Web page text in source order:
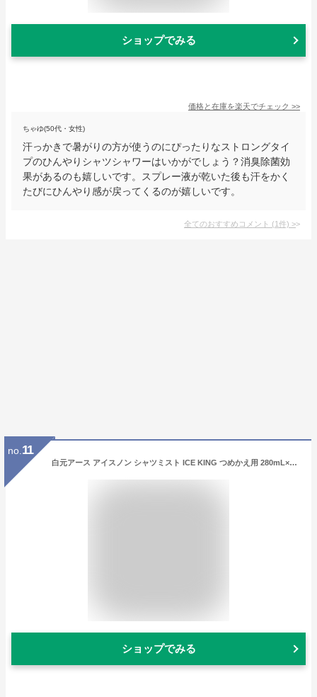
ショップでみる
価格と在庫を楽天でチェック >>
ちゃゆ(50代・女性)
汗っかきで暑がりの方が使うのにぴったりなストロングタイ
プのひんやりシャツシャワーはいかがでしょう？消臭除菌効
果があるのも嬉しいです。スプレー液が乾いた後も汗をかく
たびにひんやり感が戻ってくるのが嬉しいです。
全てのおすすめコメント (1件) >
no. 11
白元アース アイスノン シャツミスト ICE KING つめかえ用 280mL×2【2個セット】【ネコポス】 冷却スプレー 衣類用 冷感スプレー
ショップでみる